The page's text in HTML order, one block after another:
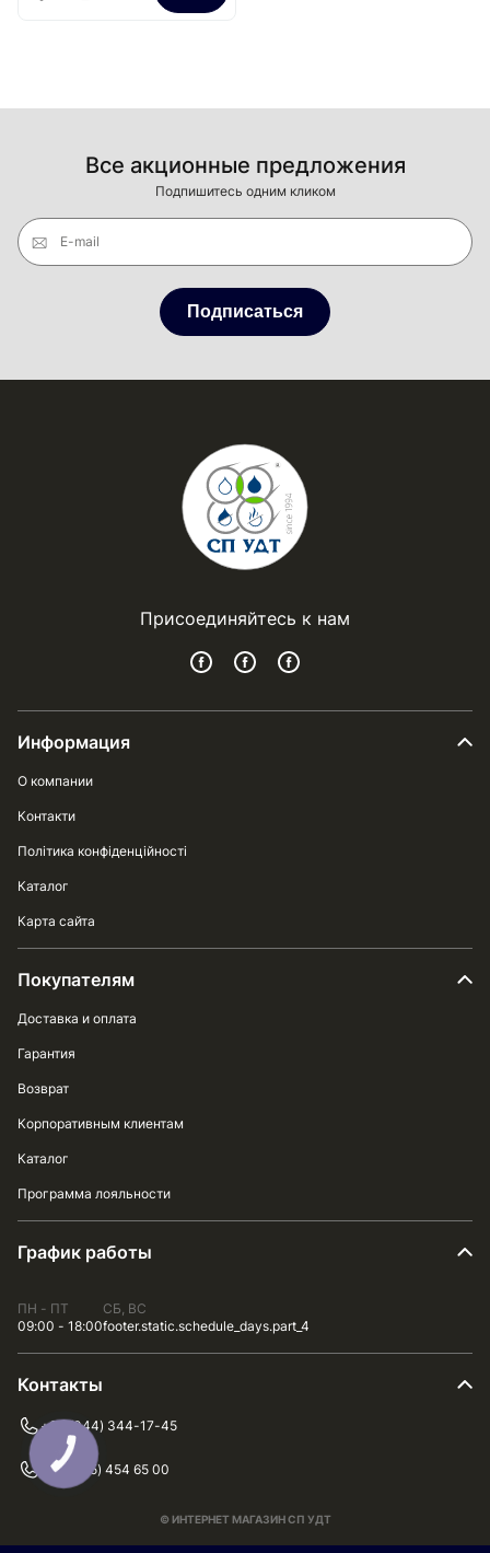
Все акционные предложения
Подпишитесь одним кликом
E-mail
Подписаться
Присоединяйтесь к нам
Информация
О компании
Контакти
Політика конфіденційності
Каталог
Карта сайта
Покупателям
Доставка и оплата
Гарантия
Возврат
Корпоративным клиентам
Каталог
Программа лояльности
График работы
ПН - ПТ
09:00 - 18:00
СБ, ВС
footer.static.schedule_days.part_4
Контакты
+38 (044) 344-17-45
+38 (075) 454 65 00
© ИНТЕРНЕТ МАГАЗИН СП УДТ